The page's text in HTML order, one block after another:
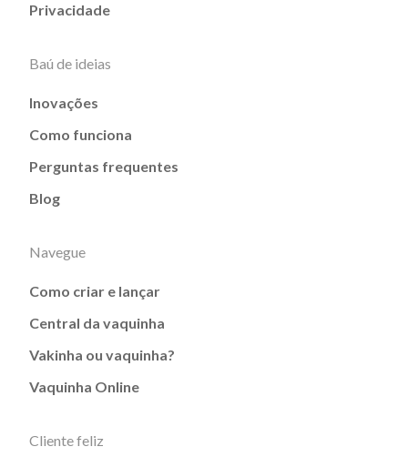
Privacidade
Baú de ideias
Inovações
Como funciona
Perguntas frequentes
Blog
Navegue
Como criar e lançar
Central da vaquinha
Vakinha ou vaquinha?
Vaquinha Online
Cliente feliz